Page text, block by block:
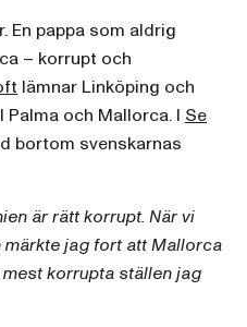
En pappa som aldrig
– korrupt och
lämnar Linköping och
och Mallorca. I Se
bortom svenskarnas
är rätt korrupt. När vi
jag fort att Mallorca
korrupta ställen jag